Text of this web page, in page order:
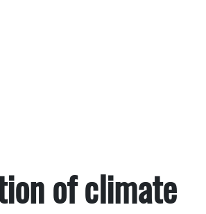
of climate